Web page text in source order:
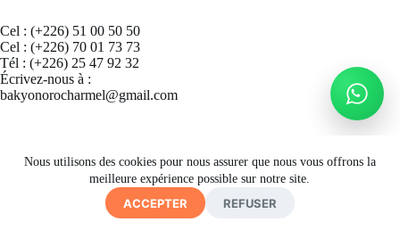
Nous utilisons des cookies pour nous assurer que nous vous offrons la
meilleure expérience possible sur notre site.
ACCEPTER REFUSER
Cel : (+226) 51 00 50 50
Cel : (+226) 70 01 73 73
Tél : (+226) 25 47 92 32
Écrivez-nous à :
bakyonorocharmel@gmail.com
Copyright © 2026 CECRAB - Site byA. K. SIMPORE